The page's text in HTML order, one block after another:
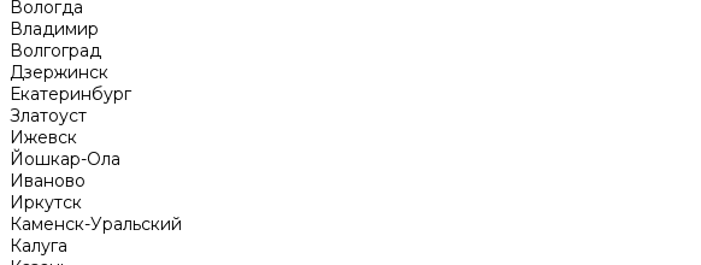
Вологда
Владимир
Волгоград
Дзержинск
Екатеринбург
Златоуст
Ижевск
Йошкар-Ола
Иваново
Иркутск
Каменск-Уральский
Калуга